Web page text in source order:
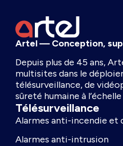
Artel — Conception,
Depuis plus de 45 ans,
multisites dans le
télésurveillance, de
sûreté humaine à
Télésurveillance
Alarmes anti-incendie et
Alarmes anti-intrusion